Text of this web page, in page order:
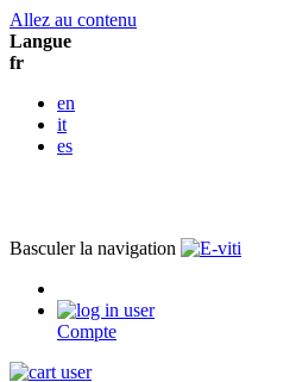
Allez au contenu
Langue
fr
en
it
es
Basculer la navigation
Compte